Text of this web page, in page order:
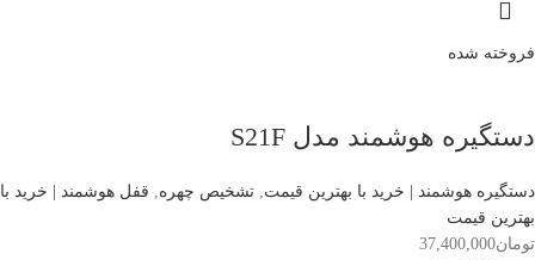
فروخته شده
دستگیره هوشمند مدل S21F
دستگیره هوشمند | خرید با بهترین قیمت, تشخیص چهره, قفل هوشمند | خرید با
بهترین قیمت
تومان37,400,000